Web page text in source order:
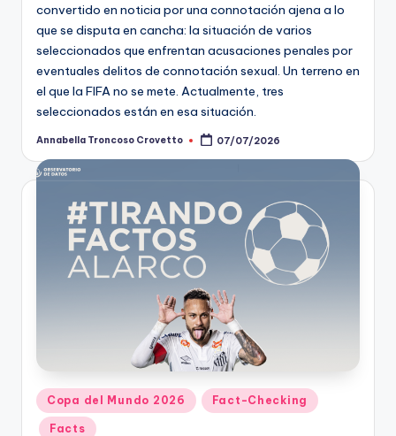
convertido en noticia por una connotación ajena a lo
que se disputa en cancha: la situación de varios
seleccionados que enfrentan acusaciones penales por
eventuales delitos de connotación sexual. Un terreno en
el que la FIFA no se mete. Actualmente, tres
seleccionados están en esa situación.
Publicado
Annabella Troncoso Crovetto 07/07/2026
Publicado
en
Copa del Mundo 2026 Fact-Checking
Facts